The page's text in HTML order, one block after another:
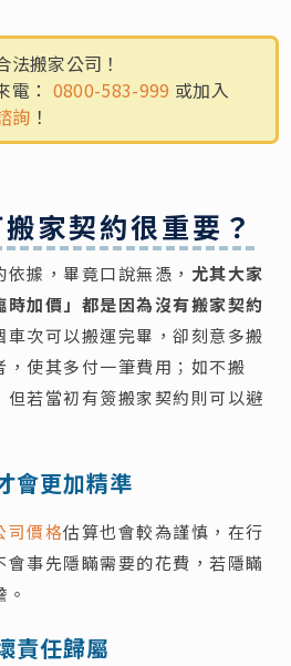
法搬家公司！
電： 0800-583-999 或加入
詢 ！
家契約很重要？
據，畢竟口說無憑， 尤其大家
加價」都是因為沒有搬家契約
車次可以搬運完畢，卻刻意多搬
使其多付一筆費用；如不搬
若當初有簽搬家契約則可以避
會更加精準
司價格估算也會較為謹慎，在行
事先隱瞞需要的花費，若隱瞞
責任歸屬